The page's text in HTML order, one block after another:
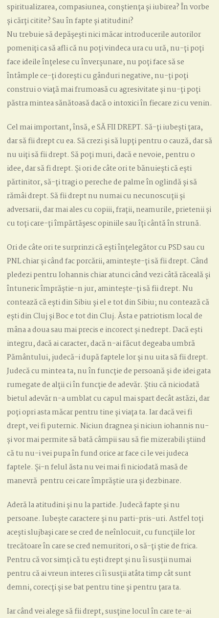
spiritualizarea, compasiunea, conștiența și iubirea? În vorbe
și cărți citite? Sau în fapte și atitudini?
Nu trebuie să depășești nici măcar introducerile autorilor
pomeniți ca să afli că nu poți vindeca ura cu ură, nu-ți poți
face ideile înțelese cu înverșunare, nu poți face să se
întâmple ce-ți dorești cu gânduri negative, nu-ți poți
construi o viață mai frumoasă cu agresivitate și nu-ți poți
păstra mintea sănătoasă dacă o intoxici în fiecare zi cu venin.
Cel mai important, însă, e SĂ FII DREPT. Să-ți iubești țara,
dar să fii drept cu ea. Să crezi și să lupți pentru o cauză, dar să
nu uiți să fii drept. Să poți muri, dacă e nevoie, pentru o
idee, dar să fi drept. Și ori de câte ori te bănuiești că ești
părtinitor, să-ți tragi o pereche de palme în oglindă și să
rămâi drept. Să fii drept nu numai cu necunoscuții și
adversarii, dar mai ales cu copiii, frații, neamurile, prietenii și
cu toți care-ți împărtășesc opiniile sau îți cântă în strună.
Ori de câte ori te surprinzi că ești înțelegător cu PSD sau cu
PNL chiar și când fac porcării, amintește-ți să fii drept. Când
pledezi pentru Iohannis chiar atunci când vezi câtă răceală și
întuneric împrăștie-n jur, amintește-ți să fii drept. Nu
contează că ești din Sibiu și el e tot din Sibiu; nu contează că
ești din Cluj și Boc e tot din Cluj. Ăsta e patriotism local de
mâna a doua sau mai precis e incorect și nedrept. Dacă ești
integru, dacă ai caracter, dacă n-ai făcut degeaba umbră
Pământului, judecă-i după faptele lor și nu uita să fii drept.
Judecă cu mintea ta, nu în funcție de persoană și de idei gata
rumegate de alții ci în funcție de adevăr. Știu că niciodată
bietul adevăr n-a umblat cu capul mai spart decât astăzi, dar
poți opri asta măcar pentru tine și viața ta. Iar dacă vei fi
drept, vei fi puternic. Niciun dragnea și niciun iohannis nu-
și vor mai permite să bată câmpii sau să fie mizerabili știind
că tu nu-i vei pupa în fund orice ar face ci le vei judeca
faptele. Și-n felul ăsta nu vei mai fi niciodată masă de
manevră pentru cei care împrăștie ura și dezbinare.
Aderă la atitudini și nu la partide. Judecă fapte și nu
persoane. Iubește caractere și nu parti-pris-uri. Astfel toți
acești slujbași care se cred de neînlocuit, cu funcțiile lor
trecătoare în care se cred nemuritori, o să-ți știe de frica.
Pentru că vor simți că tu ești drept și nu îi susții numai
pentru că ai vreun interes ci îi susții atâta timp cât sunt
demni, corecți și se bat pentru tine și pentru țara ta.
Iar când vei alege să fii drept, susține locul în care te-ai